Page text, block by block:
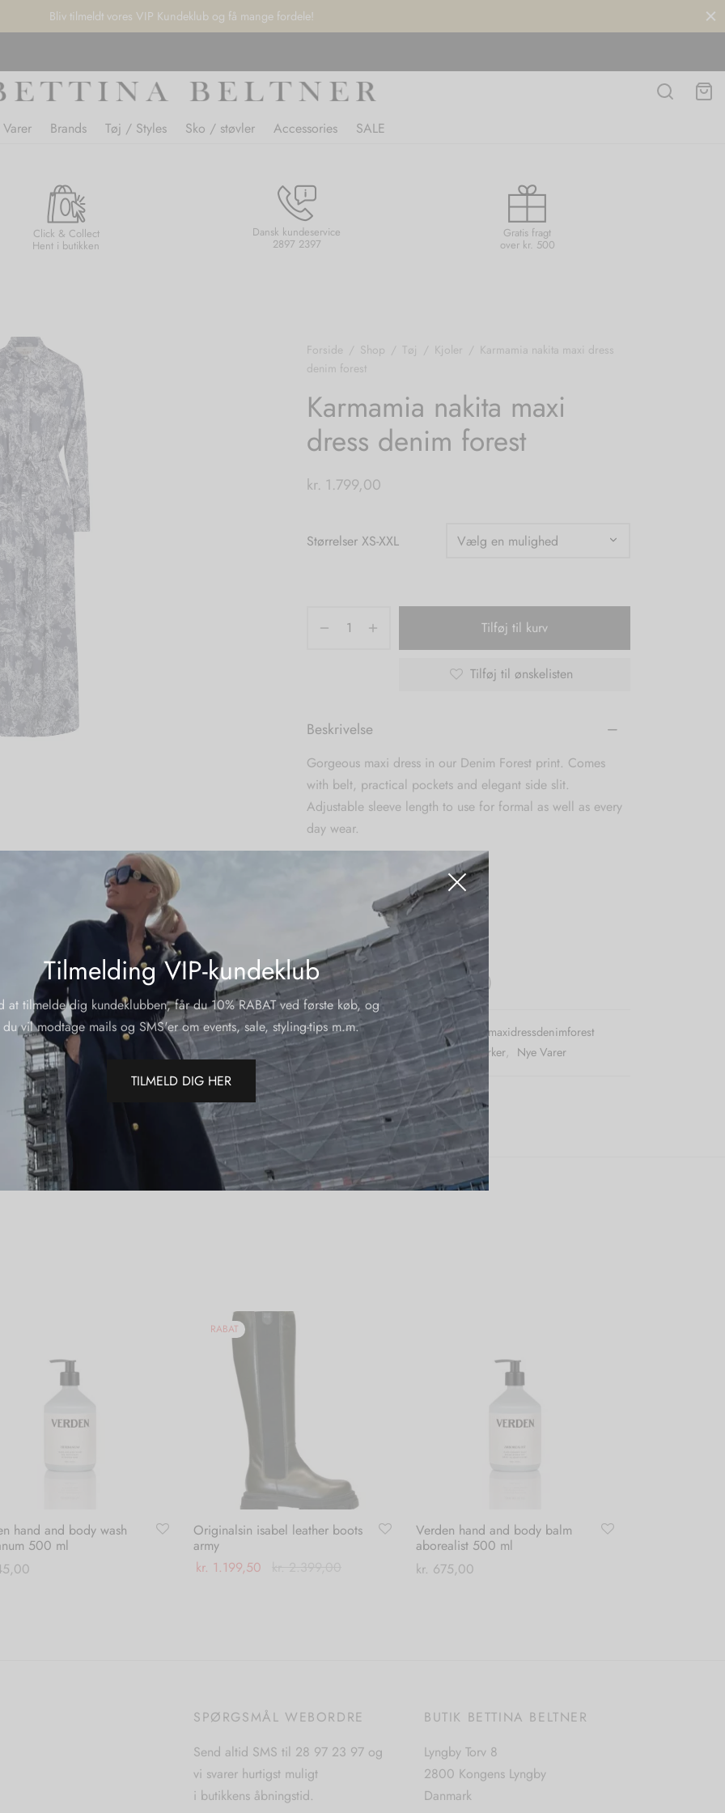
Tilmelding VIP-kundeklub
at tilmelde dig kundeklubben, får du 10% RABAT ved første køb, og
du vil modtage mails og SMS'er om events, sale, styling-tips m.m.
TILMELD DIG HER
Bliv tilmeldt vores VIP Kundeklub og få mange fordele!
Brands Tøj / Styles Sko / støvler Accessories SALE
Click & Collect
Hent i butikken
Dansk kundeservice
2897 2397
Gratis fragt
over kr. 500
Forside / Shop / Tøj / Kjoler / Karmamia nakita maxi dress
denim forest
Karmamia nakita maxi
dress denim forest
kr. 1.799,00
Størrelser XS-XXL
Tilføj til kurv
Tilføj til ønskelisten
Beskrivelse
Gorgeous maxi dress in our Denim Forest print. Comes
with belt, practical pockets and elegant side slit.
Adjustable sleeve length to use for formal as well as every
day wear.
XS-S-M-L-XL (size guide)
Machine washable 30 degrees
Material:
100 % satin terylene (eco-friendly)
Varenummer (SKU): Karmamianakitamaxidressdenimforest
Kategorier:
Karmamia , Kjoler, Mærker, Nye Varer
Del
hand and body wash
500 ml
RABAT
Originalsin isabel leather boots
army
kr. 1.199,50
kan
på
varesiden
Verden hand and body balm
aborealist 500 ml
kr. 675,00
SPØRGSMÅL WEBORDRE
Send altid SMS til 28 97 23 97 og
vi svarer hurtigst muligt
i butikkens åbningstid.
BUTIK BETTINA BELTNER
Lyngby Torv 8
2800 Kongens Lyngby
Danmark